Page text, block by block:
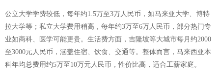
公立大学学费较低，每年约1.5万至3万人民币，如马来亚大学、博特
拉大学等；私立大学费用稍高，每年约3万至6万人民币，部分热门专
业如商科、医学可能更贵。生活费方面，吉隆坡等大城市每月约2000
至3000元人民币，涵盖住宿、饮食、交通等。整体而言，马来西亚本
科年均总费用约5万至10万元人民币，性价比高，适合工薪家庭。